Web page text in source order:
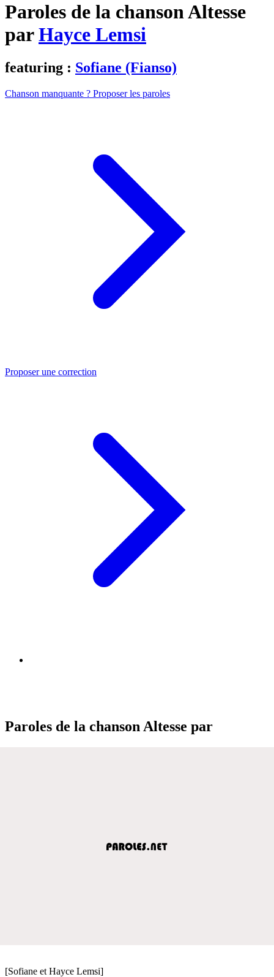
Paroles de la chanson Altesse
parHayce Lemsi
featuring : Sofiane (Fianso)
Chanson manquante ? Proposer les paroles
Proposer une correction
Paroles de la chanson Altesse par
[Sofiane et Hayce Lemsi]